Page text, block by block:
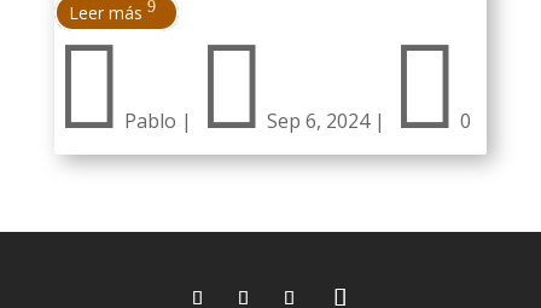
Leer más
 Pablo |  Sep 6, 2024 |  0